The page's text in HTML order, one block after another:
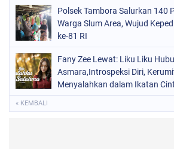
Polsek Tambora Salurkan 140
Warga Slum Area, Wujud
ke-81 RI
Fany Zee Lewat: Liku Liku
Asmara,Introspeksi Diri,
Menyalahkan dalam Ikatan
« KEMBALI